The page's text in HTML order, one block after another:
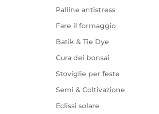
Palline antistress
Fare il formaggio
Batik & Tie Dye
Cura dei bonsai
Stoviglie per feste
Semi & Coltivazione
Eclissi solare